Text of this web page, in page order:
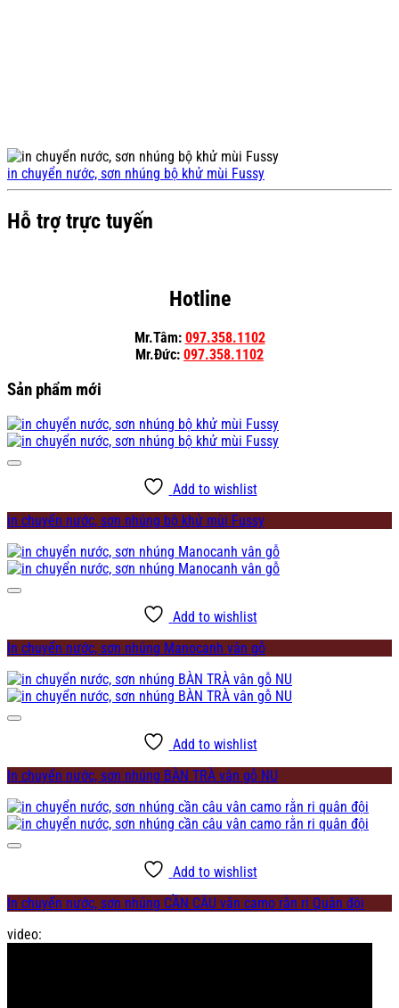
in chuyển nước, sơn nhúng bộ khử mùi Fussy
Hỗ trợ trực tuyến
Hotline
Mr.Tâm: 097.358.1102
Mr.Đức: 097.358.1102
Sản phẩm mới
Add to wishlist
in chuyển nước, sơn nhúng bộ khử mùi Fussy
Add to wishlist
In chuyển nước, sơn nhúng Manocanh vân gỗ
Add to wishlist
In chuyển nước, sơn nhúng BÀN TRÀ vân gỗ NU
Add to wishlist
In chuyển nước, sơn nhúng CẦN CÂU vân camo rằn ri Quân đội
video: